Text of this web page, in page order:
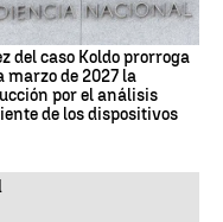
del caso Koldo prorroga
marzo de 2027 la
por el análisis
de los dispositivos